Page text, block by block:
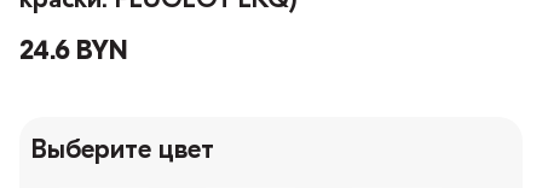
24.6 BYN
Выберите цвет